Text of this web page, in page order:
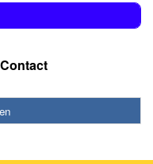
Contact